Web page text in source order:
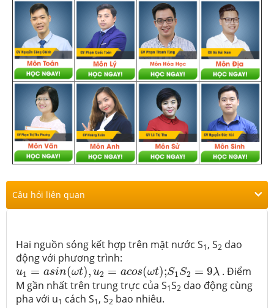
Câu hỏi liên quan
Hai nguồn sóng kết hợp trên mặt nước S1, S2 dao
động với phương trình:
u1 = asin(ωt), u2 = acos(ωt);S1S2 = 9λ
u1=a sin(ωt),u2=acos(ωt) S1S2 =9
. Điểm
M gần nhất trên trung trực của S1S2 dao động cùng
pha với u1 cách S1, S2 bao nhiêu.